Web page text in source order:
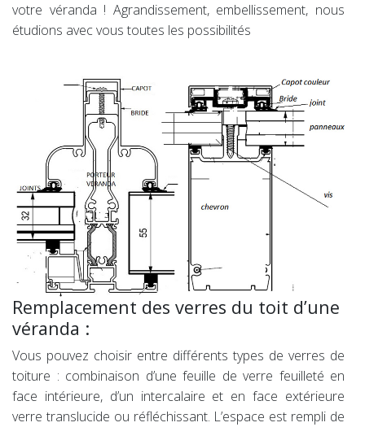
votre véranda ! Agrandissement, embellissement, nous
étudions avec vous toutes les possibilités
Remplacement des verres du toit d’une
véranda :
Vous pouvez choisir entre différents types de verres de
toiture : combinaison d’une feuille de verre feuilleté en
face intérieure, d’un intercalaire et en face extérieure
verre translucide ou réfléchissant. L’espace est rempli de